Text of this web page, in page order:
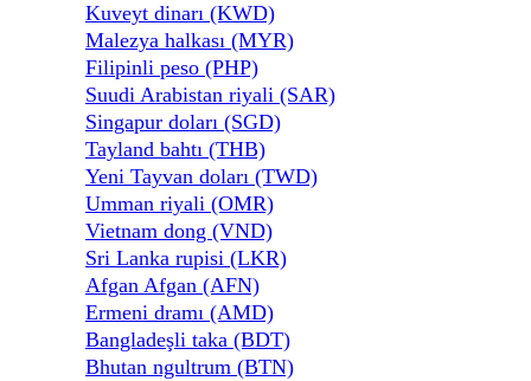
Kuveyt dinarı (KWD)
Malezya halkası (MYR)
Filipinli peso (PHP)
Suudi Arabistan riyali (SAR)
Singapur doları (SGD)
Tayland bahtı (THB)
Yeni Tayvan doları (TWD)
Umman riyali (OMR)
Vietnam dong (VND)
Sri Lanka rupisi (LKR)
Afgan Afgan (AFN)
Ermeni dramı (AMD)
Bangladeşli taka (BDT)
Bhutan ngultrum (BTN)